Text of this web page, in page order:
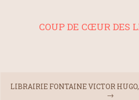
COUP DE CŒUR DES
LIBRAIRIE FONTAINE VICTOR
→